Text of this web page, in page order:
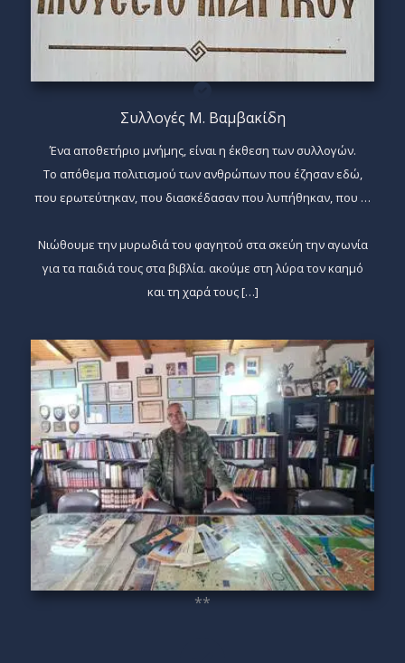
Συλλογές Μ. Βαμβακίδη
Ένα αποθετήριο μνήμης, είναι η έκθεση των συλλογών.
Το απόθεμα πολιτισμού των ανθρώπων που έζησαν εδώ,
που ερωτεύτηκαν, που διασκέδασαν που λυπήθηκαν, που …
Νιώθουμε την μυρωδιά του φαγητού στα σκεύη την αγωνία
για τα παιδιά τους στα βιβλία. ακούμε στη λύρα τον καημό
και τη χαρά τους […]
**